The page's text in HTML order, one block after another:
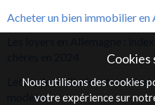
Acheter un bien immobilier en
Lettre de résiliation de
modèles
Cookies
Nous utilisons des cookies
votre expérience sur